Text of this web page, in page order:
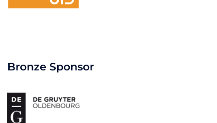
Bronze Sponsor